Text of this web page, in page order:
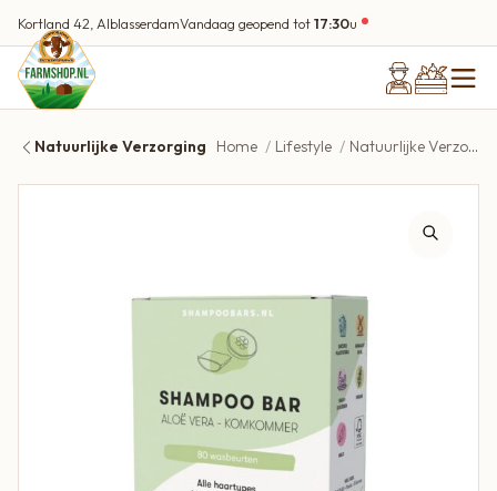
Kortland 42, AlblasserdamVandaag geopend tot17:30u
Natuurlijke Verzorging Home Lifestyle Natuurlijke Verzorging